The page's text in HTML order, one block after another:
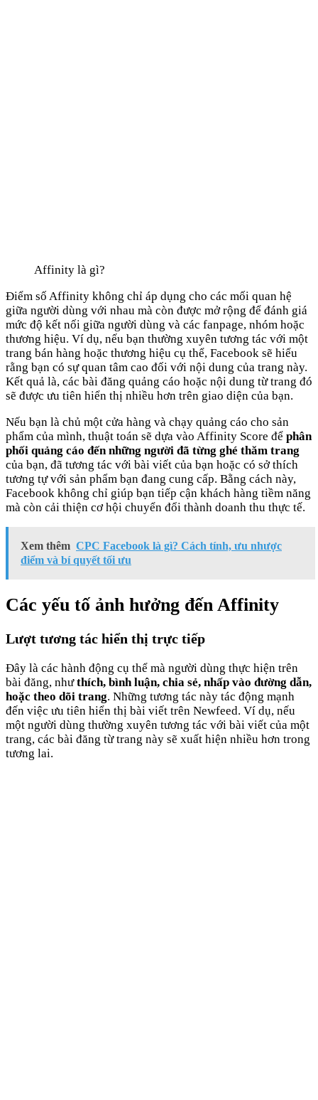
Affinity là gì?
Điểm số Affinity không chỉ áp dụng cho các mối quan hệ
giữa người dùng với nhau mà còn được mở rộng để đánh giá
mức độ kết nối giữa người dùng và các fanpage, nhóm hoặc
thương hiệu. Ví dụ, nếu bạn thường xuyên tương tác với một
trang bán hàng hoặc thương hiệu cụ thể, Facebook sẽ hiểu
rằng bạn có sự quan tâm cao đối với nội dung của trang này.
Kết quả là, các bài đăng quảng cáo hoặc nội dung từ trang đó
sẽ được ưu tiên hiển thị nhiều hơn trên giao diện của bạn.
Nếu bạn là chủ một cửa hàng và chạy quảng cáo cho sản
phẩm của mình, thuật toán sẽ dựa vào Affinity Score để phân
phối quảng cáo đến những người đã từng ghé thăm trang
của bạn, đã tương tác với bài viết của bạn hoặc có sở thích
tương tự với sản phẩm bạn đang cung cấp. Bằng cách này,
Facebook không chỉ giúp bạn tiếp cận khách hàng tiềm năng
mà còn cải thiện cơ hội chuyển đổi thành doanh thu thực tế.
Xem thêm CPC Facebook là gì? Cách tính, ưu nhược
điểm và bí quyết tối ưu
Các yếu tố ảnh hưởng đến Affinity
Lượt tương tác hiển thị trực tiếp
Đây là các hành động cụ thể mà người dùng thực hiện trên
bài đăng, nhưthích, bình luận, chia sẻ, nhấp vào đường dẫn,
hoặc theo dõi trang. Những tương tác này tác động mạnh
đến việc ưu tiên hiển thị bài viết trên Newfeed. Ví dụ, nếu
một người dùng thường xuyên tương tác với bài viết của một
trang, các bài đăng từ trang này sẽ xuất hiện nhiều hơn trong
tương lai.